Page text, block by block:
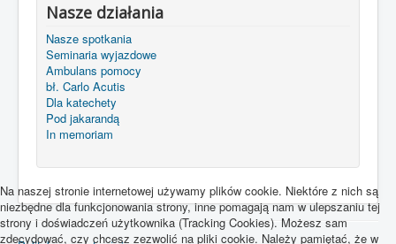
Nasze działania
Nasze spotkania
Seminaria wyjazdowe
Ambulans pomocy
bł. Carlo Acutis
Dla katechety
Pod jakarandą
In memoriam
Na naszej stronie internetowej używamy plików cookie. Niektóre z nich są
niezbędne dla funkcjonowania strony, inne pomagają nam w ulepszaniu tej
strony i doświadczeń użytkownika (Tracking Cookies). Możesz sam
zdecydować, czy chcesz zezwolić na pliki cookie. Należy pamiętać, że w